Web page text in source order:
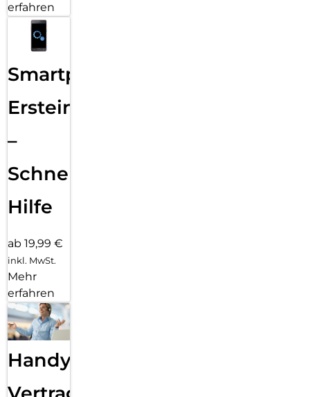
erfahren
Smartphone
Ersteinrichtung
–
Schnelle
Hilfe
ab 19,99 €
inkl. MwSt.
Mehr
erfahren
Handy